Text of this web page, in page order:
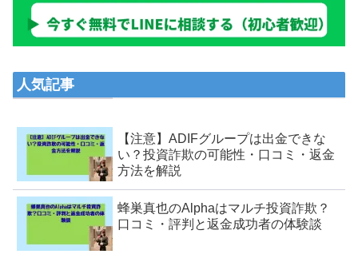
人気記事
【注意】ADIFグループは出金できな
い？投資詐欺の可能性・口コミ・返金
方法を解説
蜂巣真也のAlphaはマルチ投資詐欺？
口コミ・評判と返金成功者の体験談